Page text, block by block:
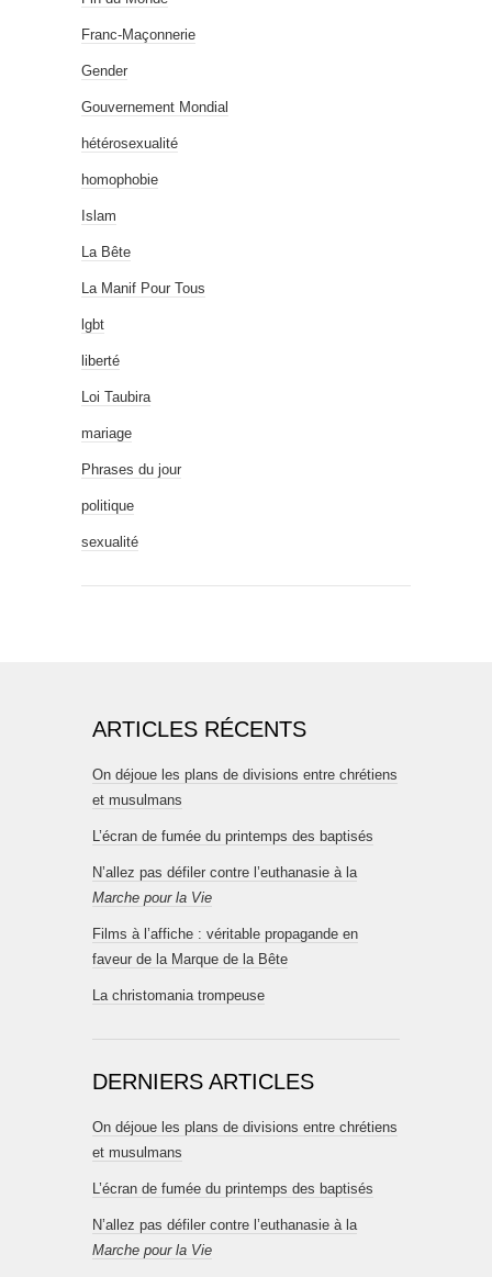
Franc-Maçonnerie
Gender
Gouvernement Mondial
hétérosexualité
homophobie
Islam
La Bête
La Manif Pour Tous
lgbt
liberté
Loi Taubira
mariage
Phrases du jour
politique
sexualité
ARTICLES RÉCENTS
On déjoue les plans de divisions entre chrétiens
et musulmans
L’écran de fumée du printemps des baptisés
N’allez pas défiler contre l’euthanasie à la
Marche pour la Vie
Films à l’affiche : véritable propagande en
faveur de la Marque de la Bête
La christomania trompeuse
DERNIERS ARTICLES
On déjoue les plans de divisions entre chrétiens
et musulmans
L’écran de fumée du printemps des baptisés
N’allez pas défiler contre l’euthanasie à la
Marche pour la Vie